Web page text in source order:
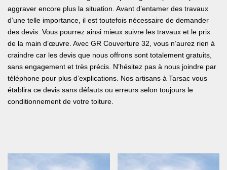
aggraver encore plus la situation. Avant d’entamer des travaux
d’une telle importance, il est toutefois nécessaire de demander
des devis. Vous pourrez ainsi mieux suivre les travaux et le prix
de la main d’œuvre. Avec GR Couverture 32, vous n’aurez rien à
craindre car les devis que nous offrons sont totalement gratuits,
sans engagement et très précis. N’hésitez pas à nous joindre par
téléphone pour plus d’explications. Nos artisans à Tarsac vous
établira ce devis sans défauts ou erreurs selon toujours le
conditionnement de votre toiture.